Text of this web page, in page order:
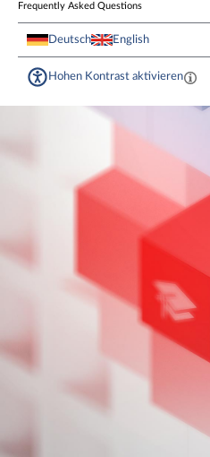
Frequently Asked Questions
Deutsch English
Hohen Kontrast aktivieren